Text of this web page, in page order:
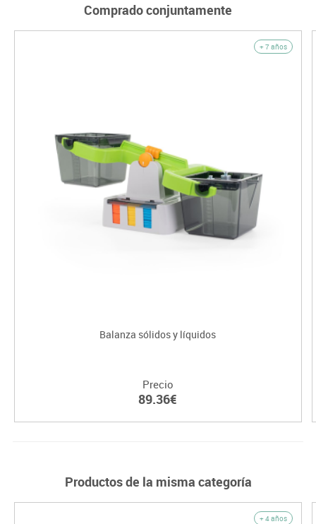
Comprado conjuntamente
+ 7 años
Balanza sólidos y líquidos
Precio
89.36€
Productos de la misma categoría
+ 4 años